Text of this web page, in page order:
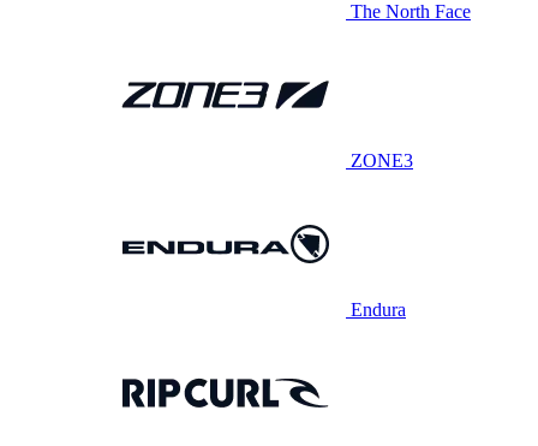
The North Face
ZONE3
Endura